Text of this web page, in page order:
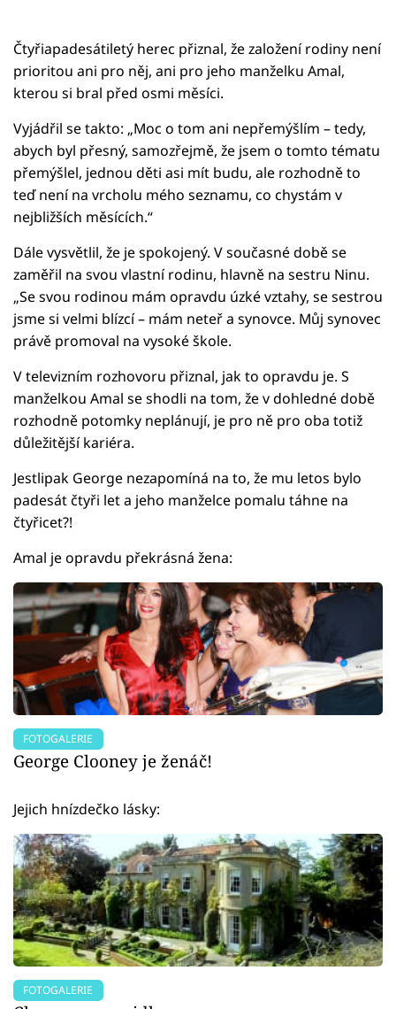
Čtyřiapadesátiletý herec přiznal, že založení rodiny není
prioritou ani pro něj, ani pro jeho manželku Amal,
kterou si bral před osmi měsíci.
Vyjádřil se takto: „Moc o tom ani nepřemýšlím – tedy,
abych byl přesný, samozřejmě, že jsem o tomto tématu
přemýšlel, jednou děti asi mít budu, ale rozhodně to
teď není na vrcholu mého seznamu, co chystám v
nejbližších měsících.“
Dále vysvětlil, že je spokojený. V současné době se
zaměřil na svou vlastní rodinu, hlavně na sestru Ninu.
„Se svou rodinou mám opravdu úzké vztahy, se sestrou
jsme si velmi blízcí – mám neteř a synovce. Můj synovec
právě promoval na vysoké škole.
V televizním rozhovoru přiznal, jak to opravdu je. S
manželkou Amal se shodli na tom, že v dohledné době
rozhodně potomky neplánují, je pro ně pro oba totiž
důležitější kariéra.
Jestlipak George nezapomíná na to, že mu letos bylo
padesát čtyři let a jeho manželce pomalu táhne na
čtyřicet?!
Amal je opravdu překrásná žena:
FOTOGALERIE
George Clooney je ženáč!
Jejich hnízdečko lásky:
FOTOGALERIE